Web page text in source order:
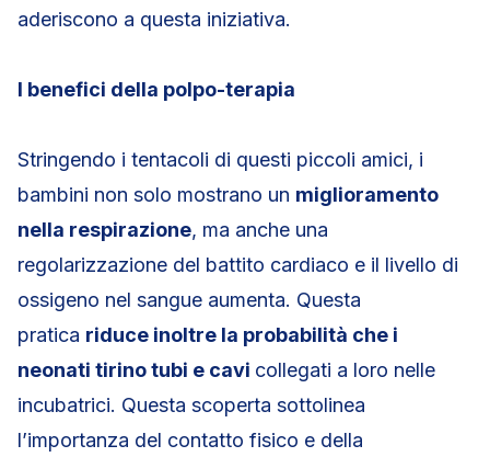
aderiscono a questa iniziativa.
I benefici della polpo-terapia
Stringendo i tentacoli di questi piccoli amici, i
bambini non solo mostrano un miglioramento
nella respirazione, ma anche una
regolarizzazione del battito cardiaco e il livello di
ossigeno nel sangue aumenta. Questa
pratica riduce inoltre la probabilità che i
neonati tirino tubi e cavi collegati a loro nelle
incubatrici. Questa scoperta sottolinea
l’importanza del contatto fisico e della